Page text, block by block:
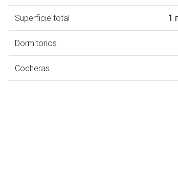
Superficie total 1
Dormitorios
Cocheras